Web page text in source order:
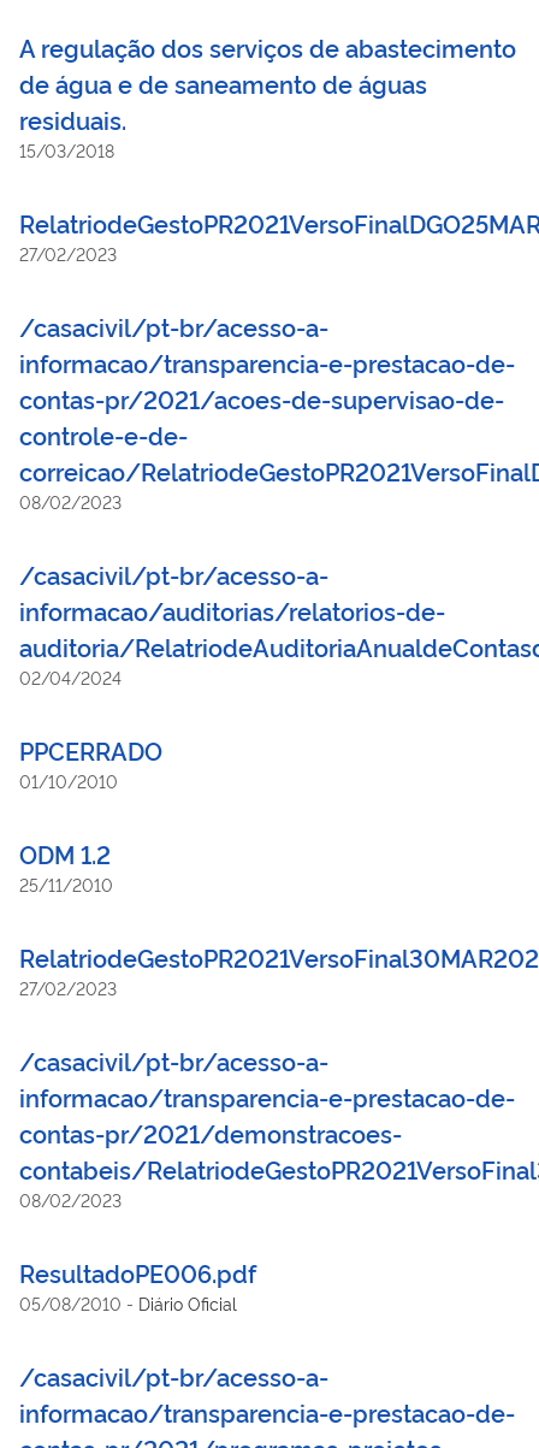
A regulação dos serviços de abastecimento
de água e de saneamento de águas
residuais.
15/03/2018
27/02/2023
/casacivil/pt-br/acesso-a-
informacao/transparencia-e-prestacao-de-
contas-pr/2021/acoes-de-supervisao-de-
controle-e-de-
correicao/
08/02/2023
/casacivil/pt-br/acesso-a-
informacao/auditorias/relatorios-de-
auditoria/
02/04/2024
PPCERRADO
01/10/2010
ODM 1.2
25/11/2010
27/02/2023
/casacivil/pt-br/acesso-a-
informacao/transparencia-e-prestacao-de-
contas-pr/2021/demonstracoes-
contabeis/
08/02/2023
ResultadoPE006.pdf
05/08/2010 - Diário Oficial
/casacivil/pt-br/acesso-a-
informacao/transparencia-e-prestacao-de-